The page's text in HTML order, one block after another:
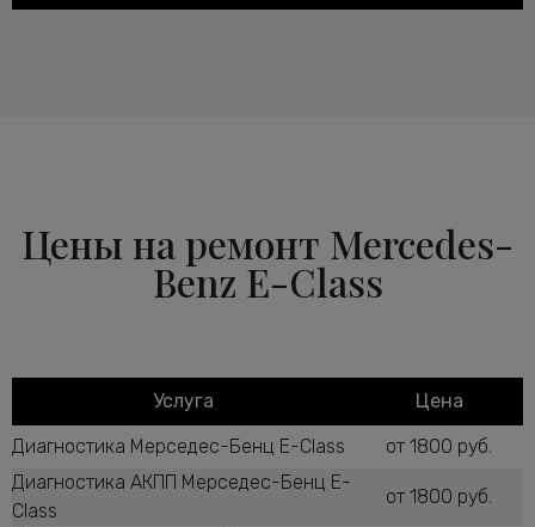
Цены на ремонт Mercedes-
Benz E-Class
Услуга
Цена
Диагностика Мерседес-Бенц E-Class
от 1800 руб.
Диагностика АКПП Мерседес-Бенц E-
Class
от 1800 руб.